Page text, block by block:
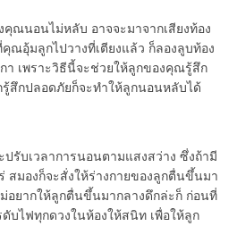
อนไม่หลับ อาจจะมาจากเสียงท้อง
ณอุ้มลูกไปวางที่เตียงแล้ว ก็ลองลูบท้อง
า เพราะวิธีนี้จะช่วยให้ลูกของคุณรู้สึก
สึกปลอดภัยก็จะทำให้ลูกนอนหลับได้
เวลาการนอนตามแสงสว่าง ซึ่งถ้ามี
สมองก็จะสั่งให้ร่างกายของลูกตื่นขึ้นมา
ยากให้ลูกตื่นขึ้นมากลางดึกล่ะก็ ก่อนที่
บไฟทุกดวงในห้องให้สนิท เพื่อให้ลูก